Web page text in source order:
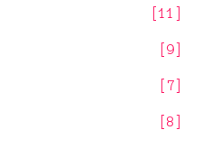
11
9
7
8